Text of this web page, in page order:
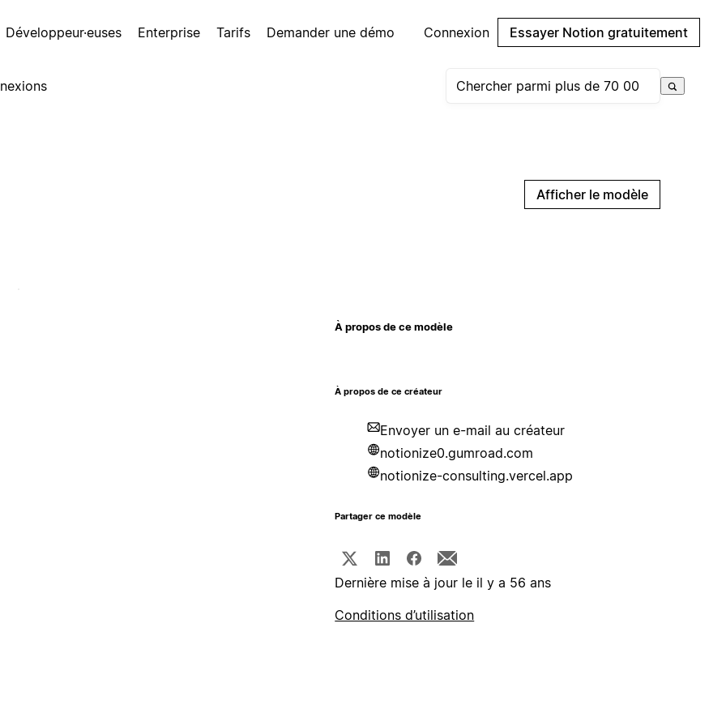
Développeur·euses Enterprise Tarifs Demander une démo Connexion Essayer Notion gratuitement
Afficher le modèle
À propos de ce modèle
À propos de ce créateur
Envoyer un e-mail au créateur
notionize0.gumroad.com
notionize-consulting.vercel.app
Partager ce modèle
Dernière mise à jour le il y a 56 ans
Conditions d’utilisation